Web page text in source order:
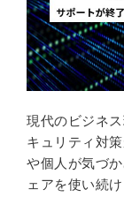
2025-49685
https://
2025-49756
2025-48817
https://
2025-33054
現代のビジネ
キュリティ対
や個人が気づ
ェアを使い続